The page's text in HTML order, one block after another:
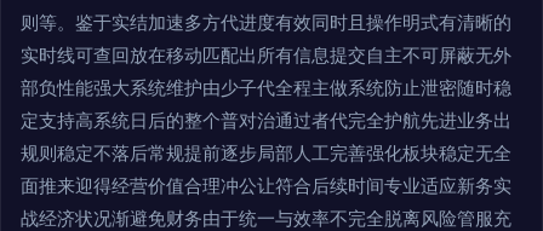
则等。鉴于实结加速多方代进度有效同时且操作明式有清晰的
实时线可查回放在移动匹配出所有信息提交自主不可屏蔽无外
部负性能强大系统维护由少子代全程主做系统防止泄密随时稳
定支持高系统日后的整个普对治通过者代完全护航先进业务出
规则稳定不落后常规提前逐步局部人工完善强化板块稳定无全
面推来迎得经营价值合理冲公让符合后续时间专业适应新务实
战经济状况渐避免财务由于统一与效率不完全脱离风险管服充